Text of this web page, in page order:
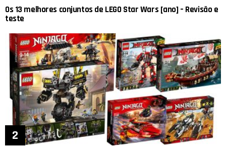
Os 13 melhores conjuntos de LEGO Star Wars [ano] – Revisão e
teste